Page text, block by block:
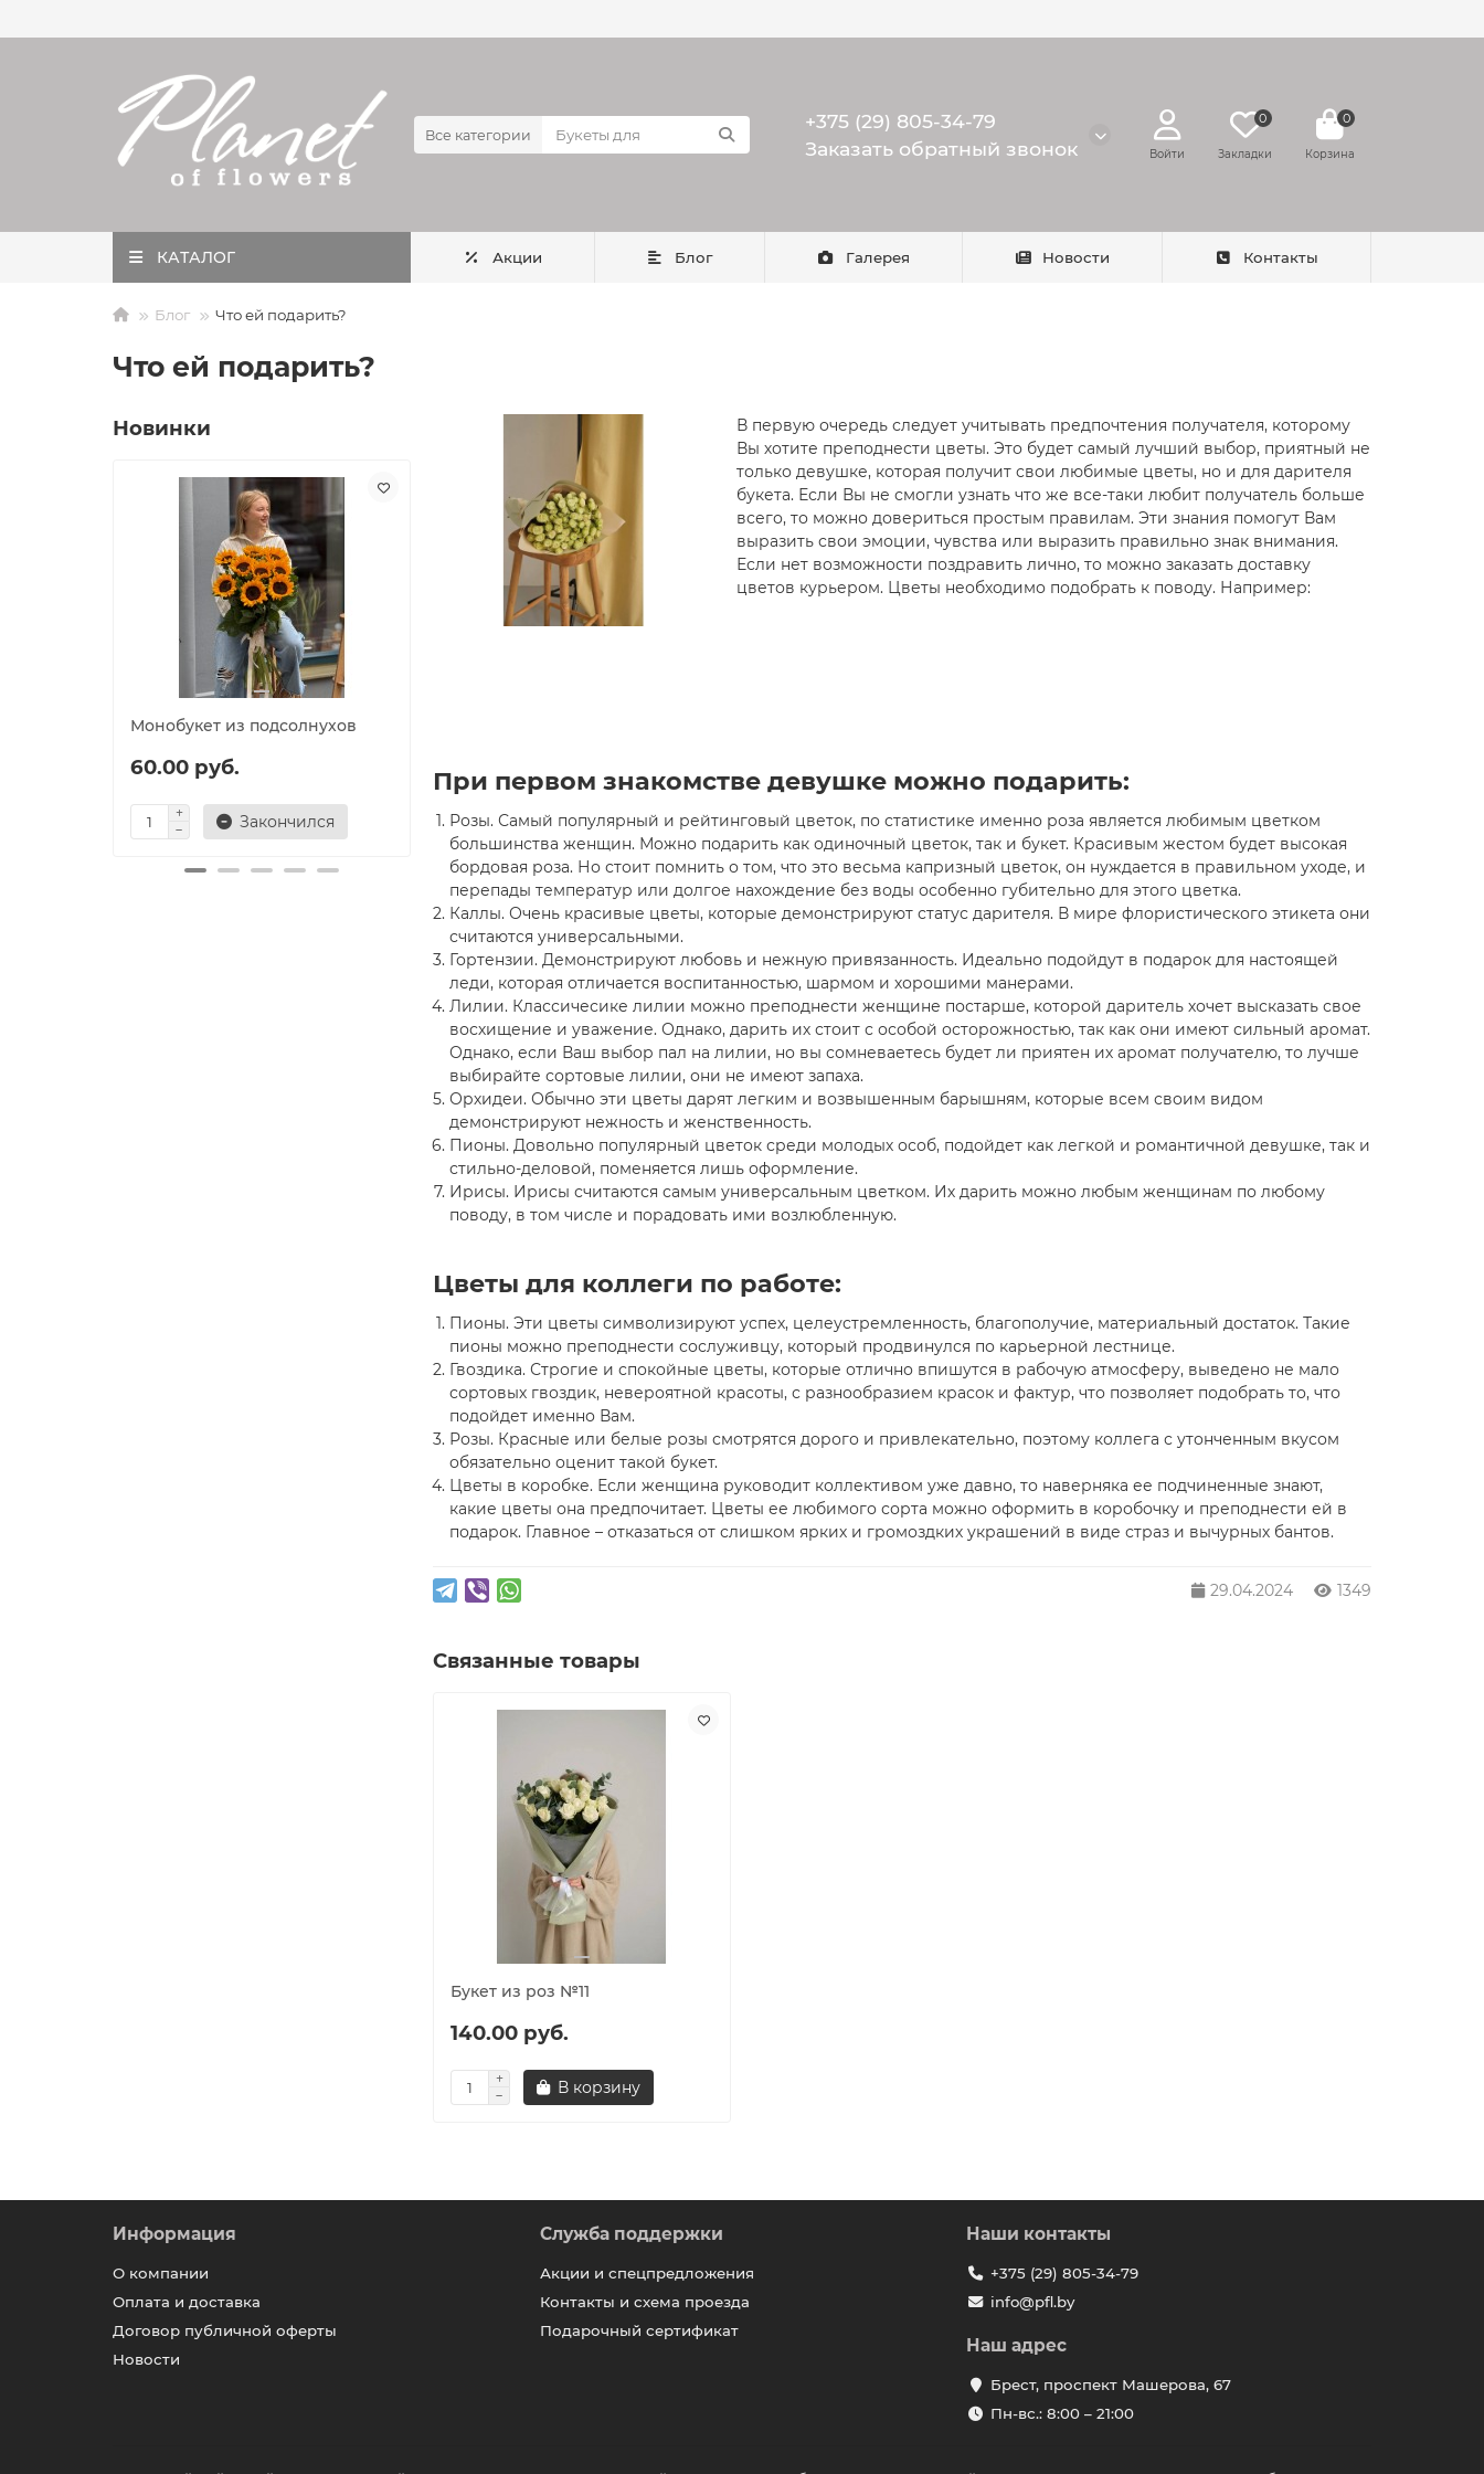
Все категории
+375 (29) 805-34-79
Заказать обратный звонок
Войти
0
Закладки
0
Корзина
КАТАЛОГ Акции Блог Галерея Новости Контакты
Блог Что ей подарить?
Что ей подарить?
Новинки
Монобукет из подсолнухов
60.00 руб.
Закончился
105.00 руб.
Закончился Закончился Закончился
В первую очередь следует учитывать предпочтения получателя, которому
Вы хотите преподнести цветы. Это будет самый лучший выбор, приятный не
только девушке, которая получит свои любимые цветы, но и для дарителя
букета. Если Вы не смогли узнать что же все-таки любит получатель больше
всего, то можно довериться простым правилам. Эти знания помогут Вам
выразить свои эмоции, чувства или выразить правильно знак внимания.
Если нет возможности поздравить лично, то можно заказать доставку
цветов курьером. Цветы необходимо подобрать к поводу. Например:
При первом знакомстве девушке можно подарить:
Розы. Самый популярный и рейтинговый цветок, по статистике именно роза является любимым цветком
большинства женщин. Можно подарить как одиночный цветок, так и букет. Красивым жестом будет высокая
бордовая роза. Но стоит помнить о том, что это весьма капризный цветок, он нуждается в правильном уходе, и
перепады температур или долгое нахождение без воды особенно губительно для этого цветка.
Каллы. Очень красивые цветы, которые демонстрируют статус дарителя. В мире флористического этикета они
считаются универсальными.
Гортензии. Демонстрируют любовь и нежную привязанность. Идеально подойдут в подарок для настоящей
леди, которая отличается воспитанностью, шармом и хорошими манерами.
Лилии. Классичесике лилии можно преподнести женщине постарше, которой даритель хочет высказать свое
восхищение и уважение. Однако, дарить их стоит с особой осторожностью, так как они имеют сильный аромат.
Однако, если Ваш выбор пал на лилии, но вы сомневаетесь будет ли приятен их аромат получателю, то лучше
выбирайте сортовые лилии, они не имеют запаха.
Орхидеи. Обычно эти цветы дарят легким и возвышенным барышням, которые всем своим видом
демонстрируют нежность и женственность.
Пионы. Довольно популярный цветок среди молодых особ, подойдет как легкой и романтичной девушке, так и
стильно-деловой, поменяется лишь оформление.
Ирисы. Ирисы считаются самым универсальным цветком. Их дарить можно любым женщинам по любому
поводу, в том числе и порадовать ими возлюбленную.
Цветы для коллеги по работе:
Пионы. Эти цветы символизируют успех, целеустремленность, благополучие, материальный достаток. Такие
пионы можно преподнести сослуживцу, который продвинулся по карьерной лестнице.
Гвоздика. Строгие и спокойные цветы, которые отлично впишутся в рабочую атмосферу, выведено не мало
сортовых гвоздик, невероятной красоты, с разнообразием красок и фактур, что позволяет подобрать то, что
подойдет именно Вам.
Розы. Красные или белые розы смотрятся дорого и привлекательно, поэтому коллега с утонченным вкусом
обязательно оценит такой букет.
Цветы в коробке. Если женщина руководит коллективом уже давно, то наверняка ее подчиненные знают,
какие цветы она предпочитает. Цветы ее любимого сорта можно оформить в коробочку и преподнести ей в
подарок. Главное – отказаться от слишком ярких и громоздких украшений в виде страз и вычурных бантов.
29.04.2024 1349
Связанные товары
Букет из роз №11
140.00 руб.
В корзину
Информация
О компании
Оплата и доставка
Договор публичной оферты
Новости
Служба поддержки
Акции и спецпредложения
Контакты и схема проезда
Подарочный сертификат
Наши контакты
+375 (29) 805-34-79
info@pfl.by
Наш адрес
Брест, проспект Машерова, 67
Пн-вс.: 8:00 – 21:00